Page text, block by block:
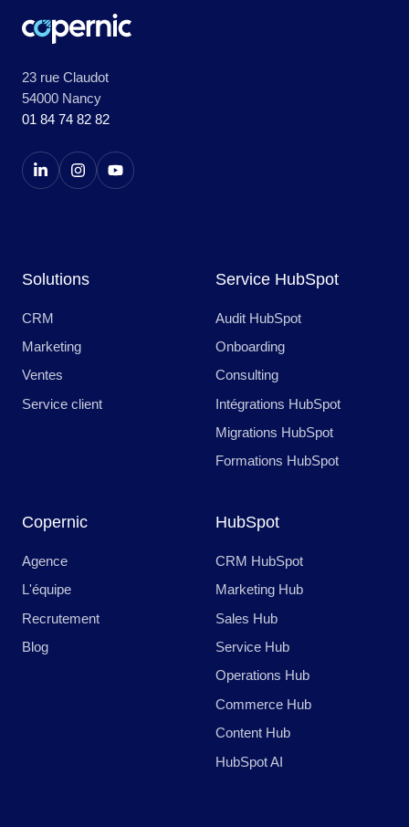
23 rue Claudot
54000 Nancy
01 84 74 82 82
Solutions
CRM
Marketing
Ventes
Service client
Service HubSpot
Audit HubSpot
Onboarding
Consulting
Intégrations HubSpot
Migrations HubSpot
Formations HubSpot
Copernic
Agence
L'équipe
Recrutement
Blog
HubSpot
CRM HubSpot
Marketing Hub
Sales Hub
Service Hub
Operations Hub
Commerce Hub
Content Hub
HubSpot AI